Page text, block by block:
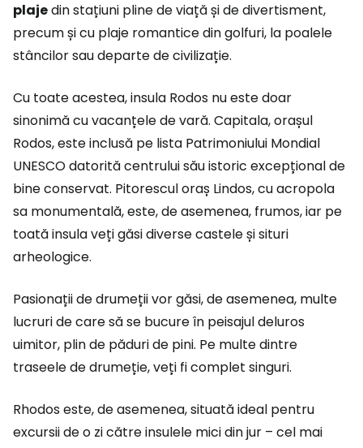
plajedin stațiuni pline de viață și de divertisment,
precum și cu plaje romantice din golfuri, la poalele
stâncilor sau departe de civilizație.
Cu toate acestea, insula Rodos nu este doar
sinonimă cu vacanțele de vară. Capitala, orașul
Rodos, este inclusă pe lista Patrimoniului Mondial
UNESCO datorită centrului său istoric excepțional de
bine conservat. Pitorescul oraș Lindos, cu acropola
sa monumentală, este, de asemenea, frumos, iar pe
toată insula veți găsi diverse castele și situri
arheologice.
Pasionații de drumeții vor găsi, de asemenea, multe
lucruri de care să se bucure în peisajul deluros
uimitor, plin de păduri de pini. Pe multe dintre
traseele de drumeție, veți fi complet singuri.
Rhodos este, de asemenea, situată ideal pentru
excursii de o zi către insulele mici din jur – cel mai